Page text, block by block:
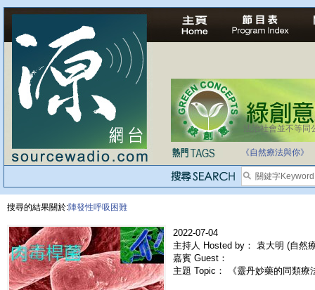
法治社會並不等同
自家教育合法化-
《自然療法與你》
搜尋的結果關於:陣發性呼吸困難
2022-07-04
主持人 Hosted by： 袁大明 (自然
嘉賓 Guest：
主題 Topic： 《靈丹妙藥的同類